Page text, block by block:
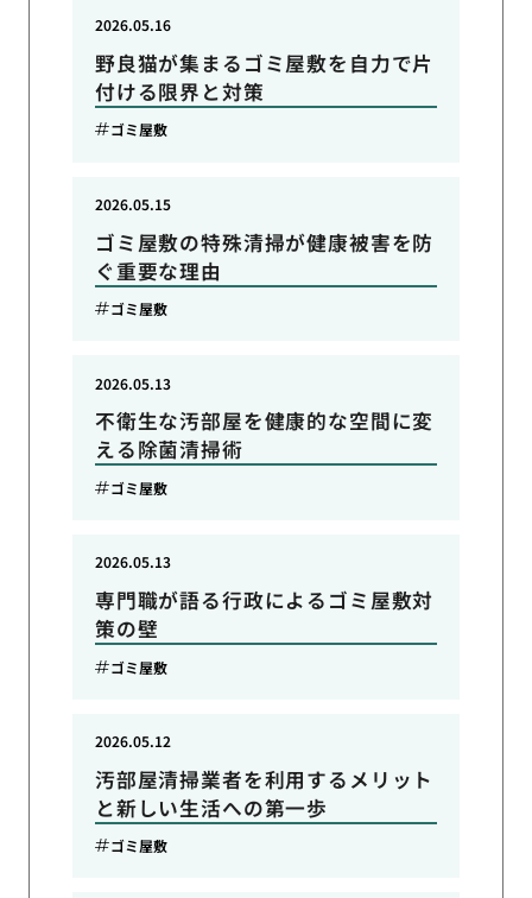
野良猫が集まるゴミ屋敷を自力で片
付ける限界と対策
2026.05.16
ゴミ屋敷
ゴミ屋敷の特殊清掃が健康被害を防
ぐ重要な理由
2026.05.15
ゴミ屋敷
不衛生な汚部屋を健康的な空間に変
える除菌清掃術
2026.05.13
ゴミ屋敷
専門職が語る行政によるゴミ屋敷対
策の壁
2026.05.13
ゴミ屋敷
汚部屋清掃業者を利用するメリット
と新しい生活への第一歩
2026.05.12
ゴミ屋敷